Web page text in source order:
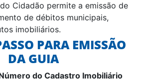
Cidadão permite a emissão de
de débitos municipais,
imobiliários.
PARA EMISSÃO
DA GUIA
do Cadastro Imobiliário